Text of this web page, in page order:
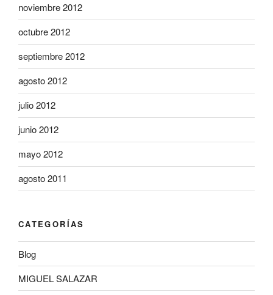
noviembre 2012
octubre 2012
septiembre 2012
agosto 2012
julio 2012
junio 2012
mayo 2012
agosto 2011
CATEGORÍAS
Blog
MIGUEL SALAZAR